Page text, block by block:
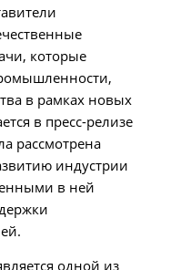
которые
в рамках новых
в пресс-релизе
рассмотрена
индустрии
в ней
одной из